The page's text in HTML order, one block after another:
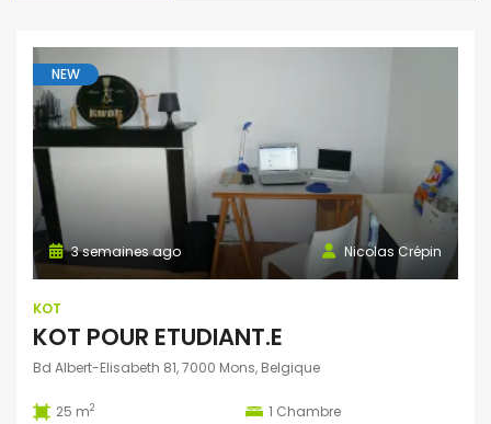
NEW
Nicolas Crépin
3 semaines ago
KOT
KOT POUR ETUDIANT.E
Bd Albert-Elisabeth 81, 7000 Mons, Belgique
25 m2 1 Chambre